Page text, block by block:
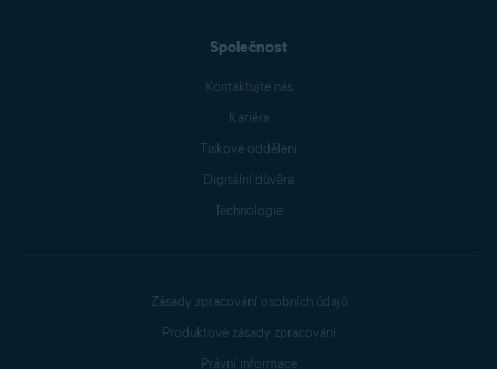
Společnost
Kontaktujte nás
Kariéra
Tiskové oddělení
Digitální důvěra
Technologie
Zásady zpracování osobních údajů
Produktové zásady zpracování
Právní informace